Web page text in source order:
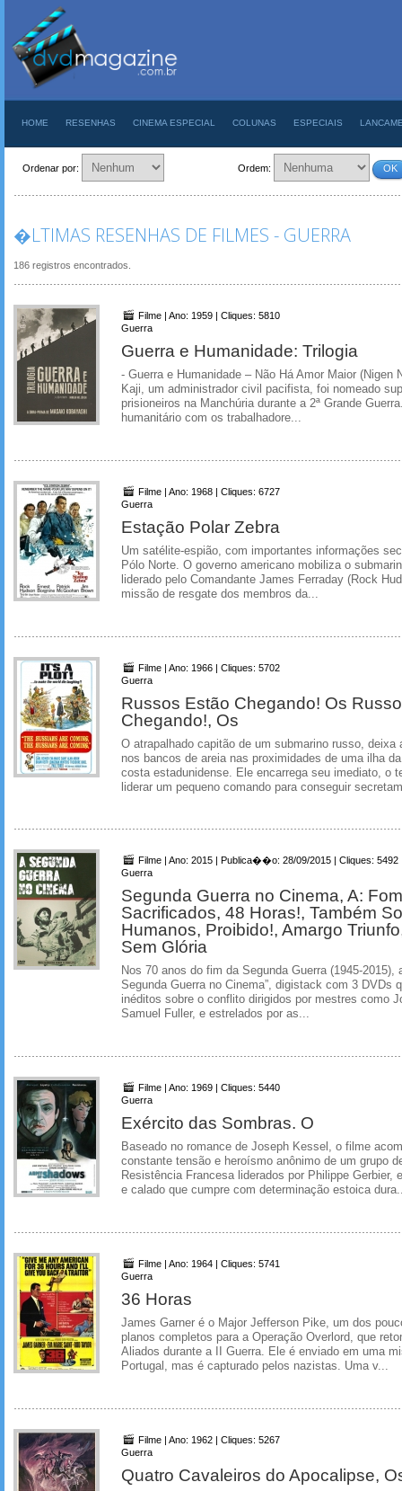
HOME RESENHAS CINEMA ESPECIAL COLUNAS ESPECIAIS
Ordenar por: Ordem: OK
�LTIMAS RESENHAS DE FILMES - GUERRA
186 registros encontrados.
Filme | Ano: 1959 | Cliques: 5810
Guerra
Guerra e Humanidade: Trilogia
- Guerra e Humanidade – Não Há Amor Maior (Nigen
Kaji, um administrador civil pacifista, foi nomeado
prisioneiros na Manchúria durante a 2ª Grande
humanitário com os trabalhadore...
Filme | Ano: 1968 | Cliques: 6727
Guerra
Estação Polar Zebra
Um satélite-espião, com importantes informações
Pólo Norte. O governo americano mobiliza o
liderado pelo Comandante James Ferraday (Rock
missão de resgate dos membros da...
Filme | Ano: 1966 | Cliques: 5702
Guerra
Russos Estão Chegando! Os
Chegando!, Os
O atrapalhado capitão de um submarino russo, deixa
nos bancos de areia nas proximidades de uma ilha
costa estadunidense. Ele encarrega seu imediato, o
liderar um pequeno comando para conseguir
Filme | Ano: 2015 | Publica��o: 28/09/2015 | Cliques: 5492
Guerra
Segunda Guerra no Cinema, A:
Sacrificados, 48 Horas!, Também
Humanos, Proibido!, Amargo
Sem Glória
Nos 70 anos do fim da Segunda Guerra (1945-2015),
Segunda Guerra no Cinema”, digistack com 3 DVDs
inéditos sobre o conflito dirigidos por mestres como
Samuel Fuller, e estrelados por as...
Filme | Ano: 1969 | Cliques: 5440
Guerra
Exército das Sombras. O
Baseado no romance de Joseph Kessel, o filme
constante tensão e heroísmo anônimo de um grupo
Resistência Francesa liderados por Philippe Gerbier,
e calado que cumpre com determinação estoica
Filme | Ano: 1964 | Cliques: 5741
Guerra
36 Horas
James Garner é o Major Jefferson Pike, um dos
planos completos para a Operação Overlord, que
Aliados durante a II Guerra. Ele é enviado em uma
Portugal, mas é capturado pelos nazistas. Uma v...
Filme | Ano: 1962 | Cliques: 5267
Guerra
Quatro Cavaleiros do Apocalipse,